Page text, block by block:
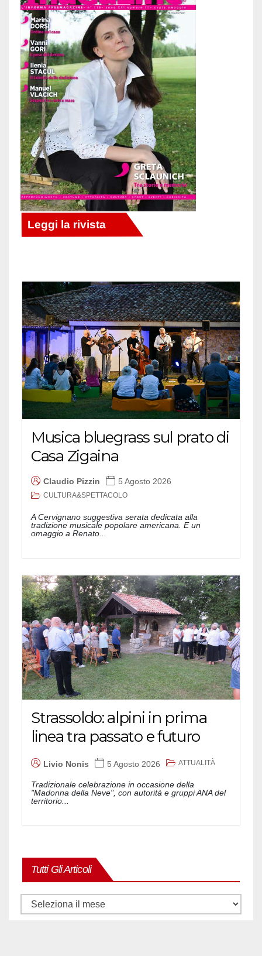
Musica bluegrass sul prato di
Casa Zigaina
Claudio Pizzin 5 Agosto 2026
CULTURA&SPETTACOLO
A Cervignano suggestiva serata dedicata alla
tradizione musicale popolare americana. E un
omaggio a Renato...
Strassoldo: alpini in prima
linea tra passato e futuro
Livio Nonis 5 Agosto 2026 ATTUALITÀ
Tradizionale celebrazione in occasione della
"Madonna della Neve", con autorità e gruppi ANA del
territorio...
Tutti Gli Articoli
Tutti